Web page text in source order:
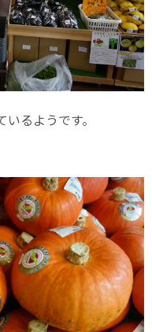
るようです。